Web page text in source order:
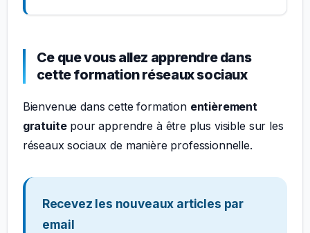
Ce que vous allez apprendre dans
cette formation réseaux sociaux
Bienvenue dans cette formation entièrement
gratuitepour apprendre à être plus visible sur les
réseaux sociaux de manière professionnelle.
Recevez les nouveaux articles par
email